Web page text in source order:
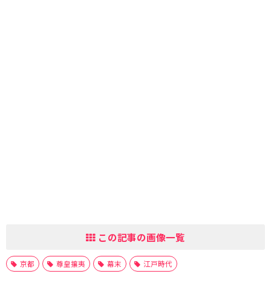
この記事の画像一覧
京都 尊皇攘夷 幕末 江戸時代